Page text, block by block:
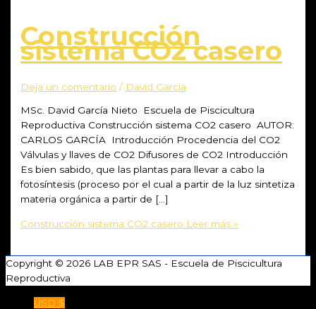
Construcción
sistema CO2 casero
Deja un comentario / David Garcia
MSc. David García Nieto Escuela de Piscicultura
Reproductiva Construcción sistema CO2 casero AUTOR:
CARLOS GARCÍA Introducción Procedencia del CO2
Válvulas y llaves de CO2 Difusores de CO2 Introducción
Es bien sabido, que las plantas para llevar a cabo la
fotosíntesis (proceso por el cual a partir de la luz sintetiza
materia orgánica a partir de […]
Construcción sistema CO2 casero Leer más »
Copyright © 2026 LAB EPR SAS - Escuela de Piscicultura
Reproductiva
USD $